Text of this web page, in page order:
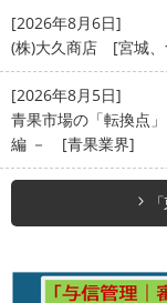
[2026年8月6日]
(株)大久商店 [宮城、
[2026年8月5日]
青果市場の「転換点
編 － [青果業界]